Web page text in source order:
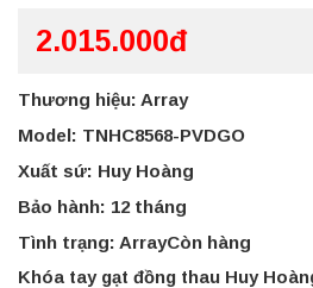
2.015.000đ
Thương hiệu: Array
Model: TNHC8568-PVDGO
Xuất sứ: Huy Hoàng
Bảo hành: 12 tháng
Tình trạng: ArrayCòn hàng
Khóa tay gạt đồng thau Huy